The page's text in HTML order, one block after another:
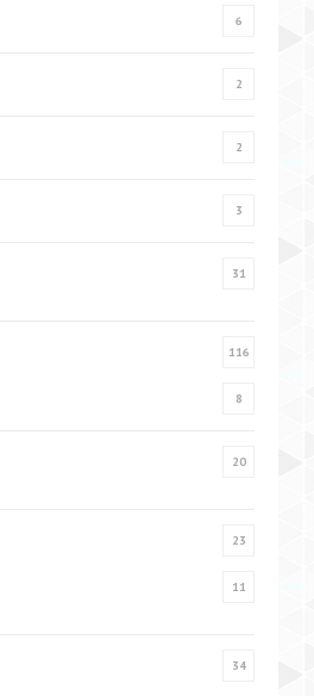
6
2
2
3
31
116
8
20
23
11
34